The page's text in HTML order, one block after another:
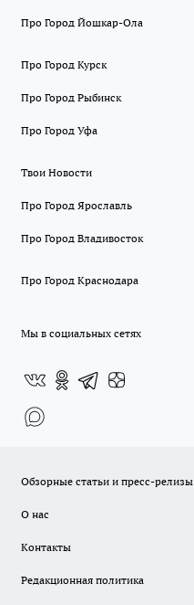
Про Город Йошкар-Ола
Про Город Курск
Про Город Рыбинск
Про Город Уфа
Твои Новости
Про Город Ярославль
Про Город Владивосток
Про Город Краснодара
Мы в социальных сетях
Обзорные статьи и пресс-релизы
О нас
Контакты
Редакционная политика